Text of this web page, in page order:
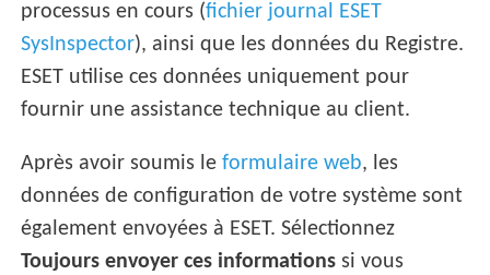
processus en cours (fichier journal ESET
SysInspector), ainsi que les données du Registre.
ESET utilise ces données uniquement pour
fournir une assistance technique au client.
Après avoir soumis leformulaire web, les
données de configuration de votre système sont
également envoyées à ESET. Sélectionnez
Toujours envoyer ces informations si vous